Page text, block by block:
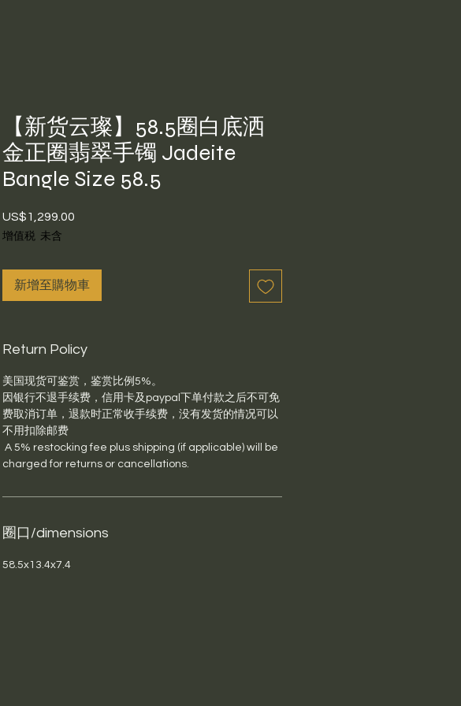
【新货云璨】58.5圈白底洒
金正圈翡翠手镯 Jadeite
Bangle Size 58.5
US$1,299.00
增值税 未含
新增至購物車
Return Policy
美国现货可鉴赏，鉴赏比例5%。
因银行不退手续费，信用卡及paypal下单付款之后不可免
费取消订单，退款时正常收手续费，没有发货的情况可以
不用扣除邮费
A 5% restocking fee plus shipping (if applicable) will be
charged for returns or cancellations.
圈口/dimensions
58.5x13.4x7.4